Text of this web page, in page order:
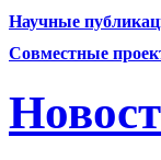
Научные
Совместные